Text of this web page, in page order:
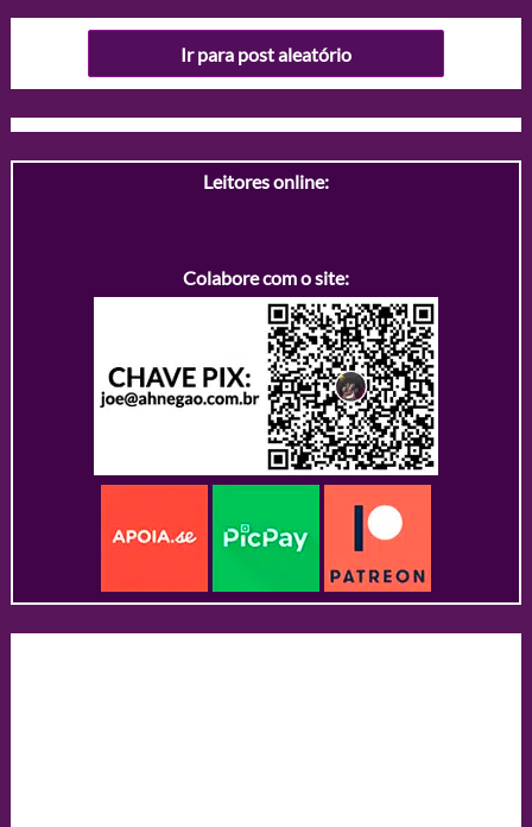
Ir para post aleatório
Leitores online:
Colabore com o site: